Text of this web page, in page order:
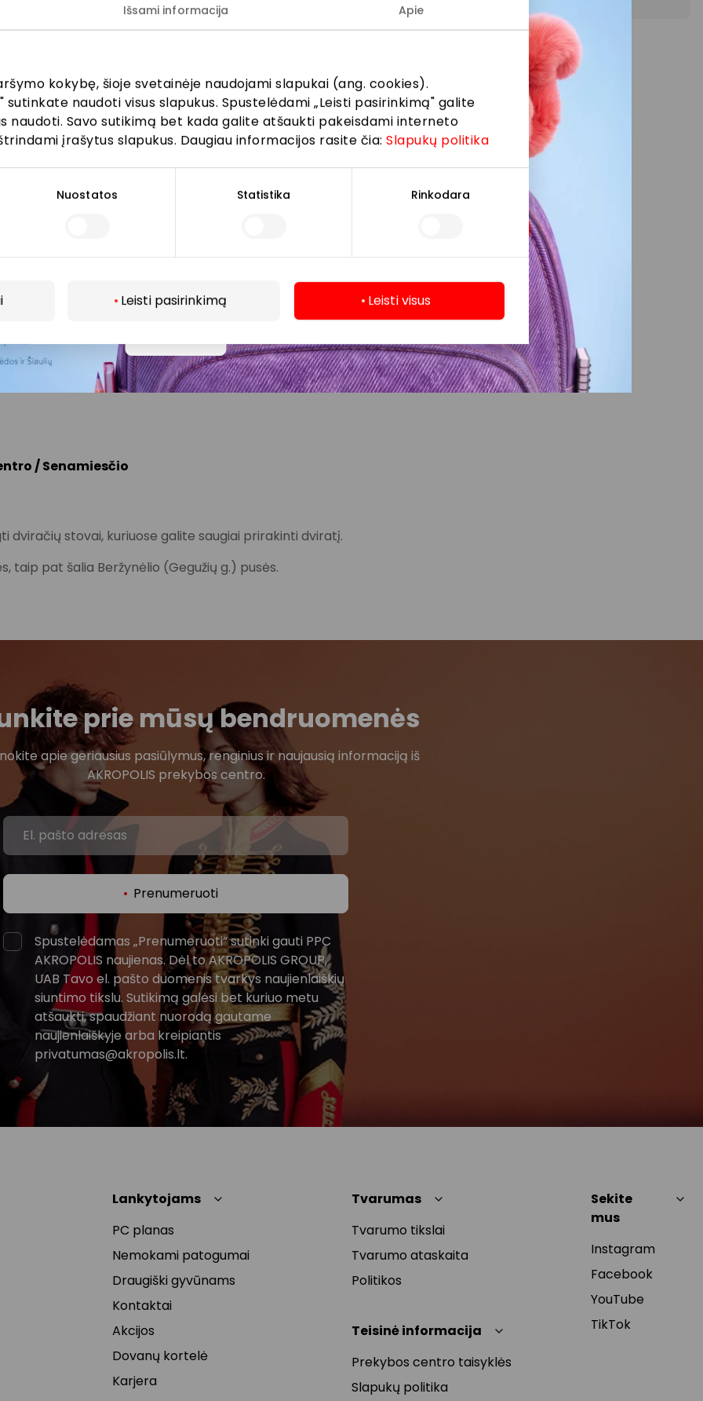
Išsami informacija Apie
kokybę, šioje svetainėje naudojami slapukai (ang. cookies).
sutinkate naudoti visus slapukus. Spustelėdami „Leisti pasirinkimą" galite
naudoti. Savo sutikimą bet kada galite atšaukti pakeisdami interneto
įrašytus slapukus. Daugiau informacijos rasite čia:Slapukų politika
Nuostatos Statistika Rinkodara
Leisti pasirinkimą Leisti visus
iš miesto centro pasiekiamas vos per 7–10 minučių.
stotelėse „Beržynėlio“ ir „Tilžės“:
17, 21, 23, 23A, 24
/ Senamiesčio
dviračių stovai, kuriuose galite saugiai prirakinti dviratį.
taip pat šalia Beržynėlio (Gegužių g.) pusės.
prie mūsų bendruomenės
apie geriausius pasiūlymus, renginius ir naujausią informaciją iš
AKROPOLIS prekybos centro.
Prenumeruoti
Spustelėdamas „Prenumeruoti“ sutinki gauti PPC
AKROPOLIS naujienas. Dėl to AKROPOLIS GROUP,
UAB Tavo el. pašto duomenis tvarkys naujienlaiškių
siuntimo tikslu. Sutikimą galėsi bet kuriuo metu
atšaukti, spaudžiant nuorodą gautame
naujienlaiškyje arba kreipiantis
privatumas@akropolis.lt.
Lankytojams
PC planas
Nemokami patogumai
Draugiški gyvūnams
Kontaktai
Akcijos
Dovanų kortelė
Karjera
Tvarumas
Tvarumo tikslai
Tvarumo ataskaita
Politikos
Teisinė informacija
Prekybos centro taisyklės
Slapukų politika
Sekite
mus
Instagram
Facebook
YouTube
TikTok